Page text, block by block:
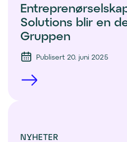
Solutions blir en
Gruppen
Publisert 20. juni 2025
NYHETER